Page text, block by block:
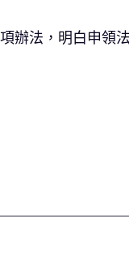
辦法，明白申領